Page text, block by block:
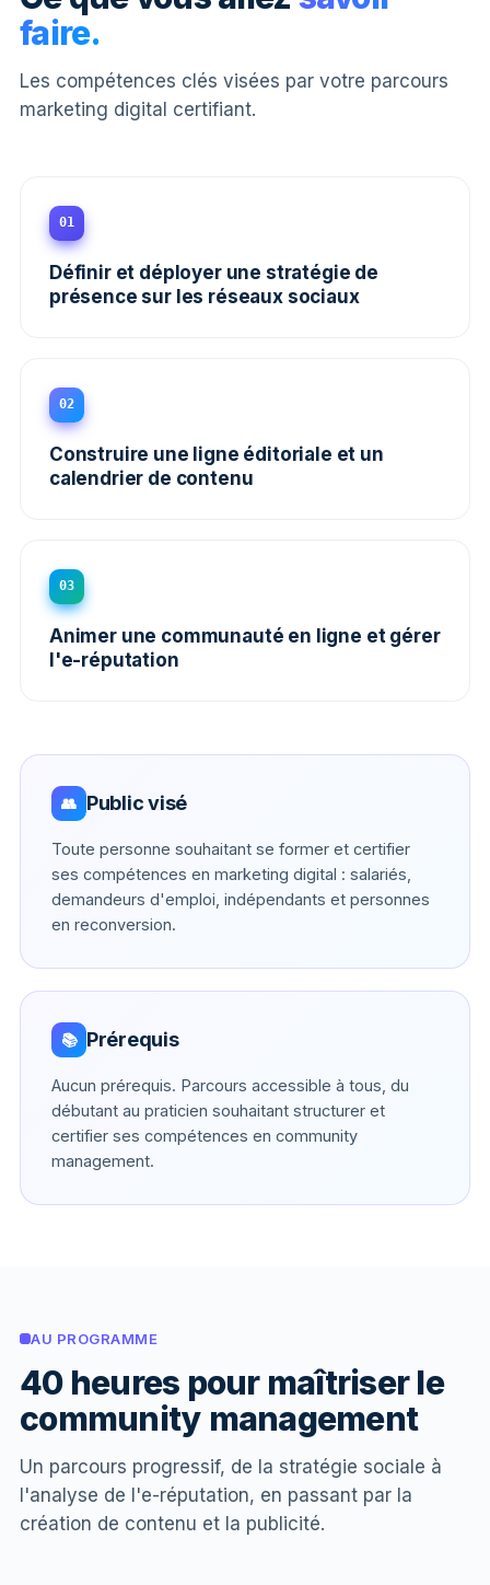
faire.
Les compétences clés visées par votre parcours
marketing digital certifiant.
01
Définir et déployer une stratégie de
présence sur les réseaux sociaux
02
Construire une ligne éditoriale et un
calendrier de contenu
03
Animer une communauté en ligne et gérer
l'e-réputation
👥 Public visé
Toute personne souhaitant se former et certifier
ses compétences en marketing digital : salariés,
demandeurs d'emploi, indépendants et personnes
en reconversion.
📚 Prérequis
Aucun prérequis. Parcours accessible à tous, du
débutant au praticien souhaitant structurer et
certifier ses compétences en community
management.
AU PROGRAMME
40 heures pour maîtriser le
community management
Un parcours progressif, de la stratégie sociale à
l'analyse de l'e-réputation, en passant par la
création de contenu et la publicité.